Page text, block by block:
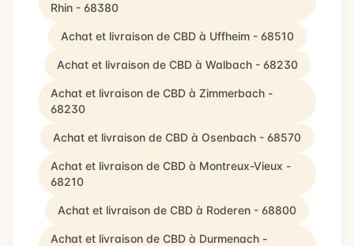
Rhin - 68380
Achat et livraison de CBD à Uffheim - 68510
Achat et livraison de CBD à Walbach - 68230
Achat et livraison de CBD à Zimmerbach -
68230
Achat et livraison de CBD à Osenbach - 68570
Achat et livraison de CBD à Montreux-Vieux -
68210
Achat et livraison de CBD à Roderen - 68800
Achat et livraison de CBD à Durmenach -